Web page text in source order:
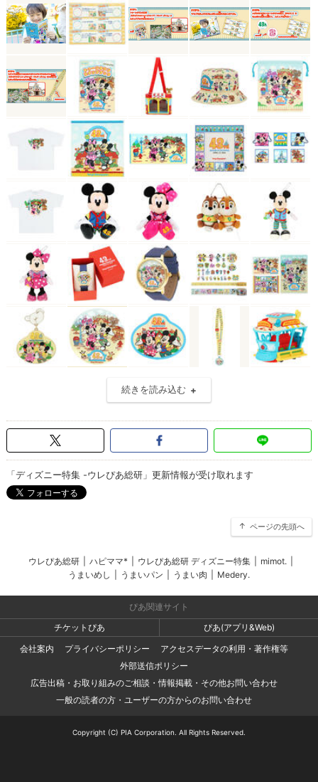
続きを読み込む
「ディズニー特集 -ウレぴあ総研」更新情報が受け取れます
ページの先頭へ
ウレぴあ総研 ハピママ* ウレぴあ総研 ディズニー特集 mimot.
うまいめし
うまいパン うまい肉 Medery.
ぴあ関連サイト
チケットぴあ
ぴあ(アプリ&Web)
会社案内
プライバシーポリシー
アクセスデータの利用・著作権等
外部送信ポリシー
広告出稿・お取り組みのご相談・情報掲載・その他お問い合わせ
一般の読者の方・ユーザーの方からのお問い合わせ
Copyright (C) PIA Corporation. All Rights Reserved.